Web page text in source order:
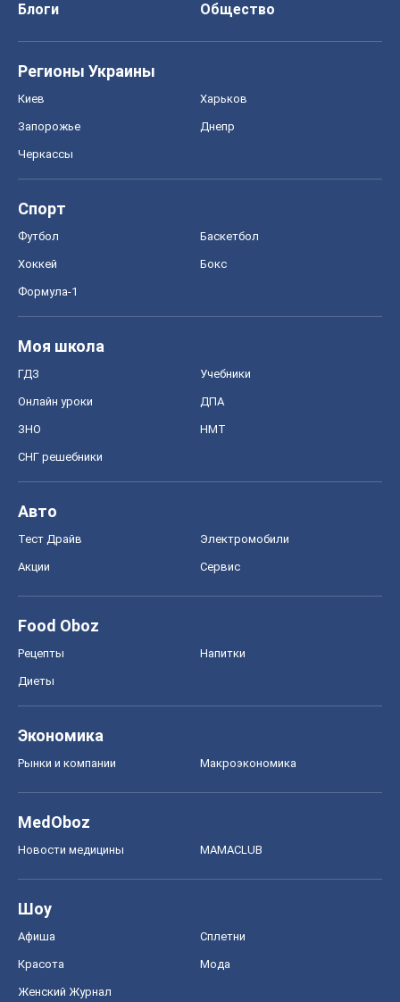
Блоги
Общество
Регионы Украины
Киев Харьков
Запорожье Днепр
Черкассы
Спорт
Футбол Баскетбол
Хоккей Бокс
Формула-1
Моя школа
ГДЗ Учебники
Онлайн уроки ДПА
ЗНО НМТ
СНГ решебники
Авто
Тест Драйв Электромобили
Акции Сервис
Food Oboz
Рецепты Напитки
Диеты
Экономика
Рынки и компании Mакроэкономика
MedOboz
Новости медицины MAMACLUB
Шоу
Афиша Сплетни
Красота Мода
Женский Журнал